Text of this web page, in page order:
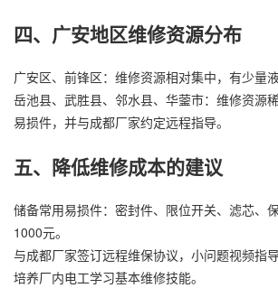
四、广安地区维修资源分布
广安区、前锋区：维修资源相对集中，有少量液
岳池县、武胜县、邻水县、华蓥市：维修资源
易损件，并与成都厂家约定远程指导。
五、降低维修成本的建议
储备常用易损件：密封件、限位开关、滤芯、
1000元。
与成都厂家签订远程维保协议，小问题视频指导
培养厂内电工学习基本维修技能。